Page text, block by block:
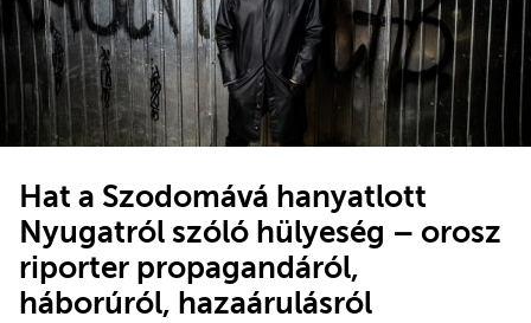
Hat a Szodomává hanyatlott
Nyugatról szóló hülyeség – orosz
riporter propagandáról,
háborúról, hazaárulásról